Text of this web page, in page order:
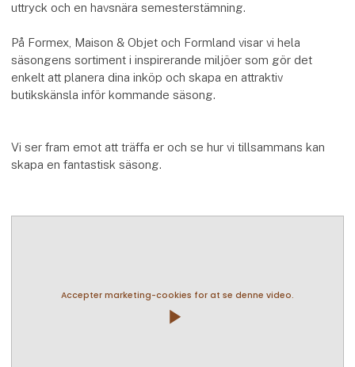
uttryck och en havsnära semesterstämning.
På Formex, Maison & Objet och Formland visar vi hela
säsongens sortiment i inspirerande miljöer som gör det
enkelt att planera dina inköp och skapa en attraktiv
butikskänsla inför kommande säsong.
Vi ser fram emot att träffa er och se hur vi tillsammans kan
skapa en fantastisk säsong.
Accepter marketing-cookies for at se denne video.
play_arrow